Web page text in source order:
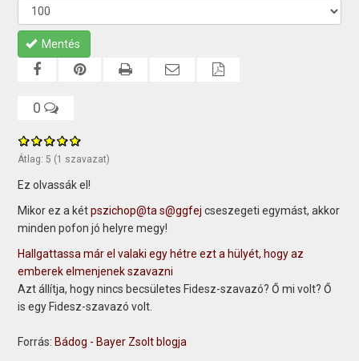
Mentés
0
Átlag: 5 (1 szavazat)
Ez olvassák el!
Mikor ez a kétpszichop@ta s@ggfej cseszegeti egymást, akkor
minden pofon jó helyre megy!
Hallgattassa már el valaki egy hétre ezt a hülyét, hogy az
emberek elmenjenek szavazni
Azt állítja, hogy nincs becsületes Fidesz-szavazó? Ő mi volt? Ő
is egy Fidesz-szavazó volt.
Forrás: Bádog - Bayer Zsolt blogja